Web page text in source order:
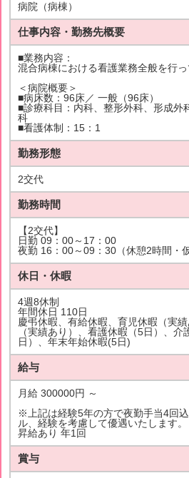
病院（病棟）
仕事内容・勤務先概要
■業務内容：
混合病棟における看護業務全般を行っ
＜病院概要＞
■病床数：96床／ 一般（96床）
■診療科目：内科、整形外科、形成外
科
■看護体制：15：1
勤務形態
2交代
勤務時間
【2交代】
日勤 09：00～17：00
夜勤 16：00～09：30（休憩2時間・
休日・休暇
4週8休制
年間休日 110日
慶弔休暇、有給休暇、育児休暇（実
（実績あり）、看護休暇（5日）、介
日）、年末年始休暇(5日)
給与
月給 300000円 ～
※上記は経験5年の方で夜勤手当4回
ル、経験を考慮して優遇いたします。
昇給あり 年1回
賞与